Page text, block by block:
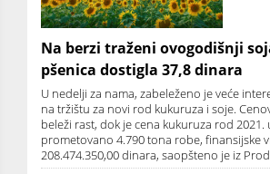
Na berzi traženi ovogodišnji
pšenica dostigla 37,8 dinara
U nedelji za nama, zabeleženo je veće
na tržištu za novi rod kukuruza i soje.
beleži rast, dok je cena kukuruza rod
prometovano 4.790 tona robe, finansijske
208.474.350,00 dinara, saopšteno je iz